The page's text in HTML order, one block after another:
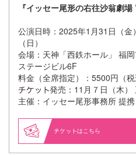
『イッセー尾形の右往沙翁劇場
公演日時：2025年1月31日（金
（日）
会場：天神「西鉄ホール」 福
ステージビル6F
料金（全席指定）：5500円（
発売：11月７日（木）
主催：イッセー尾形事務所 提
はこちら